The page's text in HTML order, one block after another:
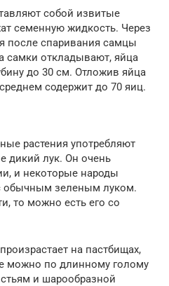
собой извитые
семенную жидкость. Через
после спаривания самцы
самки откладывают, яйца
до 30 см. Отложив яйца
содержит до 70 яиц.
растения употребляют
дикий лук. Он очень
и некоторые народы
обычным зеленым луком.
то можно есть его со
на пастбищах,
можно по длинному голому
и шарообразной